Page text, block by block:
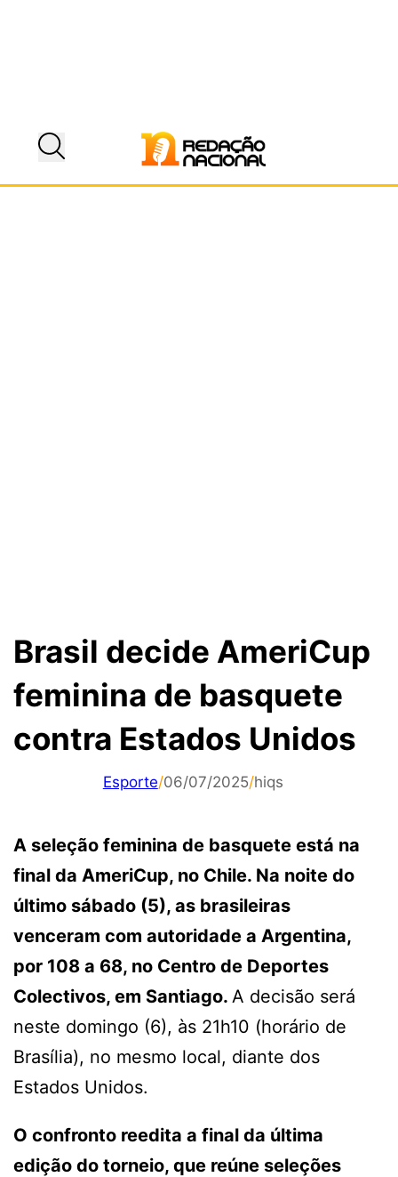
Brasil decide AmeriCup
feminina de basquete
contra Estados Unidos
Esporte/06/07/2025/hiqs
A seleção feminina de basquete está na
final da AmeriCup, no Chile. Na noite do
último sábado (5), as brasileiras
venceram com autoridade a Argentina,
por 108 a 68, no Centro de Deportes
Colectivos, em Santiago. A decisão será
neste domingo (6), às 21h10 (horário de
Brasília), no mesmo local, diante dos
Estados Unidos.
O confronto reedita a final da última
edição do torneio, que reúne seleções